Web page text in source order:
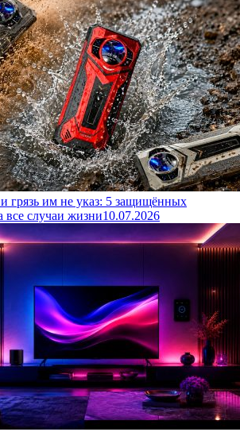
грязь им не указ: 5 защищённых
все случаи жизни10.07.2026